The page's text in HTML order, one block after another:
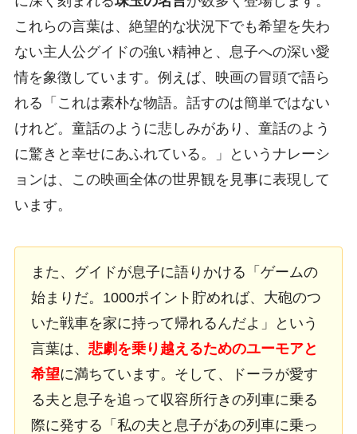
これらの言葉は、絶望的な状況下でも希望を失わ
ない主人公グイドの強い精神と、息子への深い愛
情を象徴しています。例えば、映画の冒頭で語ら
れる「これは素朴な物語。話すのは簡単ではない
けれど。童話のように悲しみがあり、童話のよう
に驚きと幸せにあふれている。」というナレーシ
ョンは、この映画全体の世界観を見事に表現して
います。
また、グイドが息子に語りかける「ゲームの
始まりだ。1000ポイント貯めれば、大砲のつ
いた戦車を家に持って帰れるんだよ」という
言葉は、 悲劇を乗り越えるためのユーモアと
希望に満ちています。そして、ドーラが愛す
る夫と息子を追って収容所行きの列車に乗る
際に発する「私の夫と息子があの列車に乗っ